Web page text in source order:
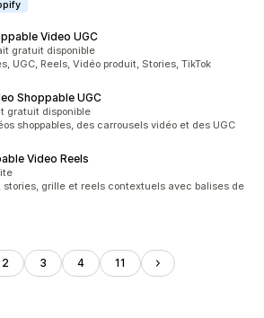
Video UGC
gratuit disponible
UGC, Reels, Vidéo produit, Stories, TikTok
Shoppable UGC
gratuit disponible
shoppables, des carrousels vidéo et des UGC
Video Reels
stories, grille et reels contextuels avec balises de
2 3 4 11